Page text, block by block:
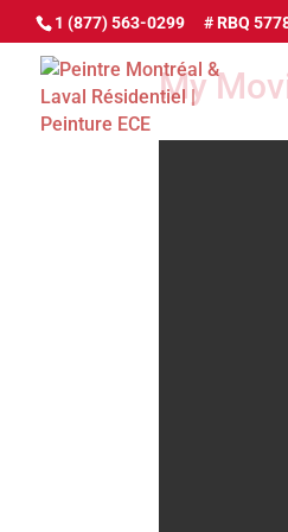
1 (877) 563-0299
My